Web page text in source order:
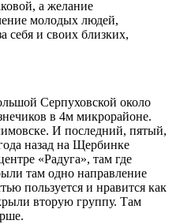
а желание
молодых людей,
себя и своих близких,
Серпуховской около
в 4­м микрорайоне.
И последний, пятый,
назад на Щербинке
«Радуга», там где
там одно направление
пользуется и нравится как
вторую группу. Там